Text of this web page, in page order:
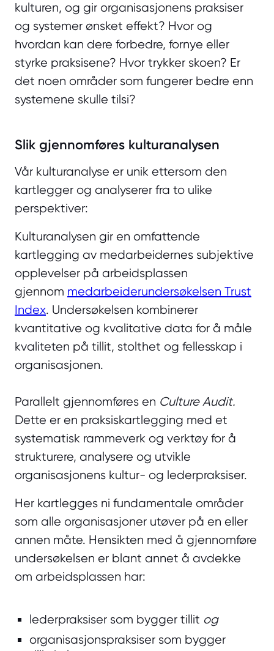
kulturen, og gir organisasjonens praksiser
og systemer ønsket effekt? Hvor og
hvordan kan dere forbedre, fornye eller
styrke praksisene? Hvor trykker skoen? Er
det noen områder som fungerer bedre enn
systemene skulle tilsi?
Slik gjennomføres kulturanalysen
Vår kulturanalyse er unik ettersom den
kartlegger og analyserer fra to ulike
perspektiver:
Kulturanalysen gir en omfattende
kartlegging av medarbeidernes subjektive
opplevelser på arbeidsplassen
gjennom medarbeiderundersøkelsen Trust
Index. Undersøkelsen kombinerer
kvantitative og kvalitative data for å måle
kvaliteten på tillit, stolthet og fellesskap i
organisasjonen.
Parallelt gjennomføres en Culture Audit.
Dette er en praksiskartlegging med et
systematisk rammeverk og verktøy for å
strukturere, analysere og utvikle
organisasjonens kultur- og lederpraksiser.
Her kartlegges ni fundamentale områder
som alle organisasjoner utøver på en eller
annen måte. Hensikten med å gjennomføre
undersøkelsen er blant annet å avdekke
om arbeidsplassen har:
lederpraksiser som bygger tillit og
organisasjonspraksiser som bygger